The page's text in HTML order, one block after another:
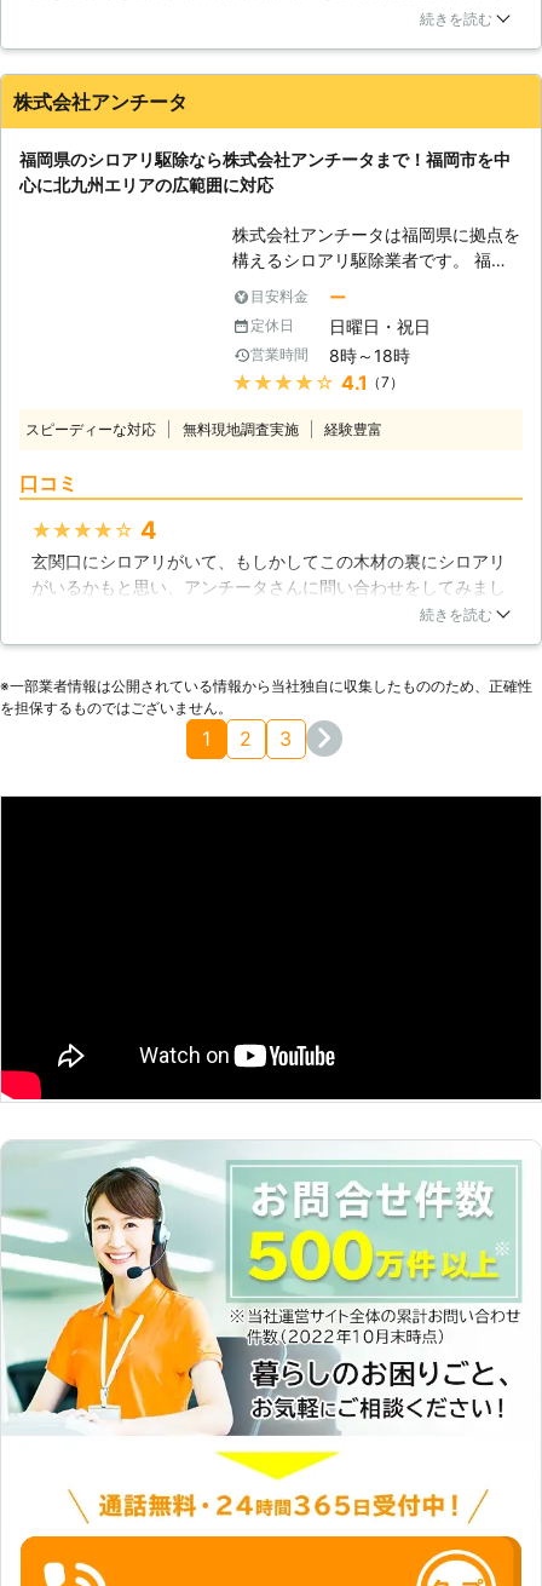
応 ※上記価格は過去に対応した案件を
もとに参考金額を表示しております ※
なるため、正確な金額はご依頼時のお
見積りにてご提示いたします
お問い合わせをいただいた後、すぐに
積りをご用命でなくても構いません。
ご質問・ご相談だけでも、私達は真摯
お客様がシロアリについて詳しくなれ
ば幸いでございます。 私達は昭和62
年に設立した会社です。日本ペストコ
ントロール協会や日本白アリ対策協会
などたくさんの企業様とお取引してい
るので、スムーズにシロアリ駆除を行
ことがすぐには分かりませんでした。三共リホームさんに来て
にお願いしました。今では定期チェックをしに来てもらってま
す。
神奈川県 川崎市高津区 2016年12月22日
続きを読む
株式会社アンチータ
福岡県のシロアリ駆除なら株式会社アンチータまで！福岡市を中
心に北九州エリアの広範囲に対応
株式会社アンチータは福岡県に拠点を
構えるシロアリ駆除業者です。 福岡
市を中心に筑紫野市、春日市、大野城
市など九州北部のエリアに対応してお
ります。 1981年の設立以来、多くの
お客様にご利用いただく老舗の駆除業
者としてお客様のご依頼をお待ちして
籍！住まいに根付くシロアリを徹底駆
る薬剤・建築・木材などの知識も豊富
です。 そのため、お客様の住まいや
被害状況に合わせた適切で安全な駆除
作業のご提案が可能です。 調査は無
わせください。 <5年保証【「しろあ
り防除保証書」と「管理保証書」】の
2通りをご用意！施工後のアフターフ
ターフォローとして「しろあり防除保
の保証になります。 また、住まいや
車の破損など、施工時の万が一の事故
に備え「賠償保険」にも加入しており
目安料金 ー
定休日 日曜日・祝日
営業時間 8時～18時
★★★★★ 4.1 （7）
スピーディーな対応 無料現地調査実施 経験豊富
口コミ
★★★★★ 4
玄関口にシロアリがいて、もしかしてこの木材の裏にシロアリ
がいるかもと思い、アンチータさんに問い合わせをしてみまし
た。調査にきてもらい、玄関口の柱の中にシロアリがいまし
べきだったと後悔するのはさておき、すぐに駆除と予防をお願
いしました。予防に使う薬の詳細や、駆除の仕方など、詳しく
教えてもらえたので安心して仕事を任せられました。無事にシ
ロアリはいなくなり、柱の修繕も行ってもらえたので助かりま
続きを読む
※⼀部業者情報は公開されている情報から当社独⾃に収集したもののため、正確性
を担保するものではございません。
1 2 3